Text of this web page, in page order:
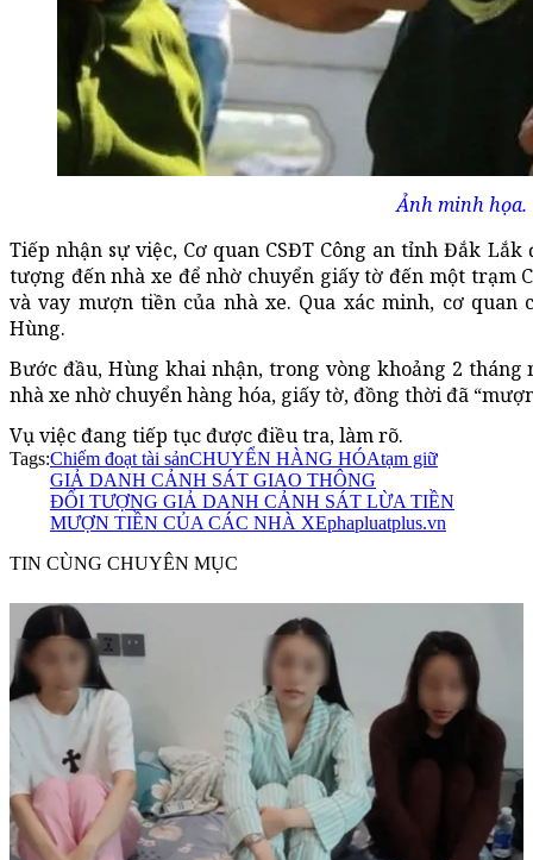
Ảnh minh họa.
Tiếp nhận sự việc, Cơ quan CSĐT Công an tỉnh Đắk
tượng đến nhà xe để nhờ chuyển giấy tờ đến một trạm
và vay mượn tiền của nhà xe. Qua xác minh, cơ
Hùng.
Bước đầu, Hùng khai nhận, trong vòng khoảng 2
nhà xe nhờ chuyển hàng hóa, giấy tờ, đồng thời đã
Vụ việc đang tiếp tục được điều tra, làm rõ.
Tags:Chiếm đoạt tài sảnCHUYỂN HÀNG HÓAtạm giữ
GIẢ DANH CẢNH SÁT GIAO THÔNG
ĐỐI TƯỢNG GIẢ DANH CẢNH SÁT LỪA TIỀN
MƯỢN TIỀN CỦA CÁC NHÀ XEphapluatplus.vn
TIN CÙNG CHUYÊN MỤC